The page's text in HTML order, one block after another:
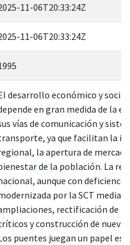
11-06T20:33:24Z
11-06T20:33:24Z
desarrollo económico y social
en gran medida de la
vías de comunicación y
ya que facilitan la
la apertura de
de la población. La
aunque con
por la SCT
rectificación de
y construcción de
puentes juegan un papel